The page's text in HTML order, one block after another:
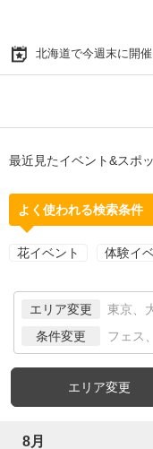
北海道で今週末に開
最近見たイベント&スポ
よく使われる検索条件
花イベント 体験イ
エリア変更 東京、
条件変更 フェス
エリア変更
8月